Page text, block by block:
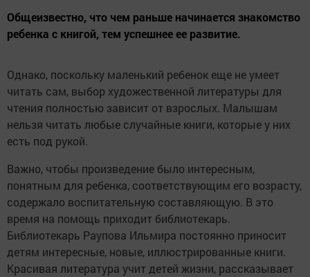
Общеизвестно, что чем раньше начинается знакомство
ребенка с книгой, тем успешнее ее развитие.
Однако, поскольку маленький ребенок еще не умеет
читать сам, выбор художественной литературы для
чтения полностью зависит от взрослых. Малышам
нельзя читать любые случайные книги, которые у них
есть под рукой.
Важно, чтобы произведение было интересным,
понятным для ребенка, соответствующим его возрасту,
содержало воспитательную составляющую. В это
время на помощь приходит библиотекарь.
Библиотекарь Раупова Ильмира постоянно приносит
детям интересные, новые, иллюстрированные книги.
Красивая литература учит детей жизни, рассказывает